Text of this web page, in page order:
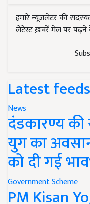
हमारे न्यूज़लेटर की
लेटेस्ट ख़बरें मेल पर पढ़ने
Latest feeds
News
दंडकारण्य की
युग का
को दी गई
Government Scheme
PM Kisan